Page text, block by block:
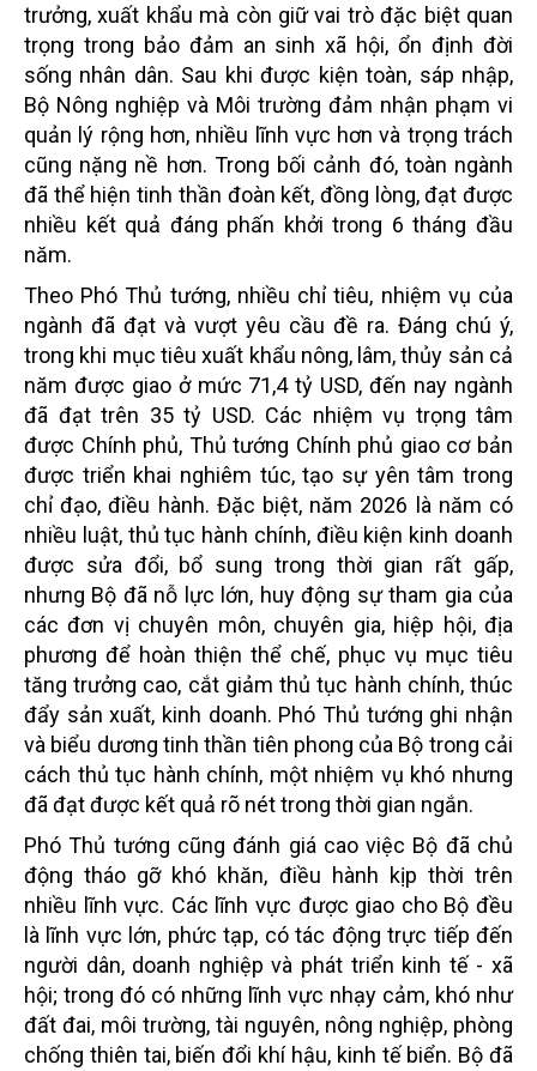
trưởng, xuất khẩu mà còn giữ vai trò đặc biệt quan
trọng trong bảo đảm an sinh xã hội, ổn định đời
sống nhân dân. Sau khi được kiện toàn, sáp nhập,
Bộ Nông nghiệp và Môi trường đảm nhận phạm vi
quản lý rộng hơn, nhiều lĩnh vực hơn và trọng trách
cũng nặng nề hơn. Trong bối cảnh đó, toàn ngành
đã thể hiện tinh thần đoàn kết, đồng lòng, đạt được
nhiều kết quả đáng phấn khởi trong 6 tháng đầu
năm.
Theo Phó Thủ tướng, nhiều chỉ tiêu, nhiệm vụ của
ngành đã đạt và vượt yêu cầu đề ra. Đáng chú ý,
trong khi mục tiêu xuất khẩu nông, lâm, thủy sản cả
năm được giao ở mức 71,4 tỷ USD, đến nay ngành
đã đạt trên 35 tỷ USD. Các nhiệm vụ trọng tâm
được Chính phủ, Thủ tướng Chính phủ giao cơ bản
được triển khai nghiêm túc, tạo sự yên tâm trong
chỉ đạo, điều hành. Đặc biệt, năm 2026 là năm có
nhiều luật, thủ tục hành chính, điều kiện kinh doanh
được sửa đổi, bổ sung trong thời gian rất gấp,
nhưng Bộ đã nỗ lực lớn, huy động sự tham gia của
các đơn vị chuyên môn, chuyên gia, hiệp hội, địa
phương để hoàn thiện thể chế, phục vụ mục tiêu
tăng trưởng cao, cắt giảm thủ tục hành chính, thúc
đẩy sản xuất, kinh doanh. Phó Thủ tướng ghi nhận
và biểu dương tinh thần tiên phong của Bộ trong cải
cách thủ tục hành chính, một nhiệm vụ khó nhưng
đã đạt được kết quả rõ nét trong thời gian ngắn.
Phó Thủ tướng cũng đánh giá cao việc Bộ đã chủ
động tháo gỡ khó khăn, điều hành kịp thời trên
nhiều lĩnh vực. Các lĩnh vực được giao cho Bộ đều
là lĩnh vực lớn, phức tạp, có tác động trực tiếp đến
người dân, doanh nghiệp và phát triển kinh tế - xã
hội; trong đó có những lĩnh vực nhạy cảm, khó như
đất đai, môi trường, tài nguyên, nông nghiệp, phòng
chống thiên tai, biến đổi khí hậu, kinh tế biển. Bộ đã